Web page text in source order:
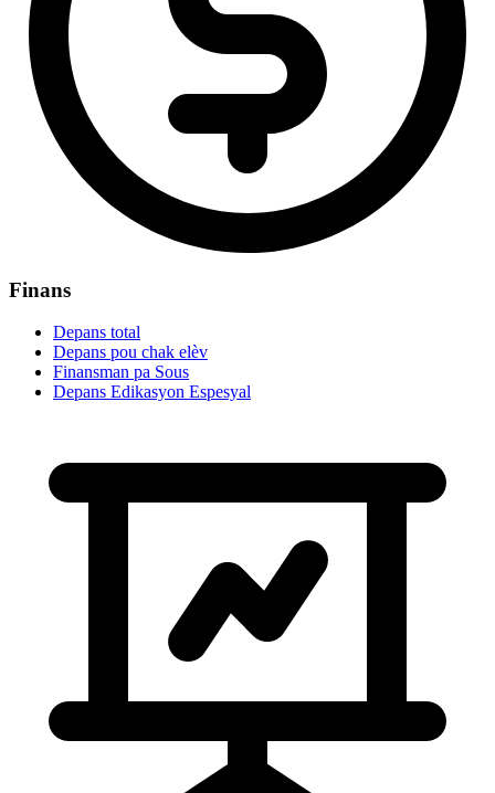
Finans
Depans total
Depans pou chak elèv
Finansman pa Sous
Depans Edikasyon Espesyal